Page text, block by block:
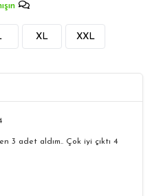
XL XXL
3 adet aldım.. Çok iyi çıktı 4